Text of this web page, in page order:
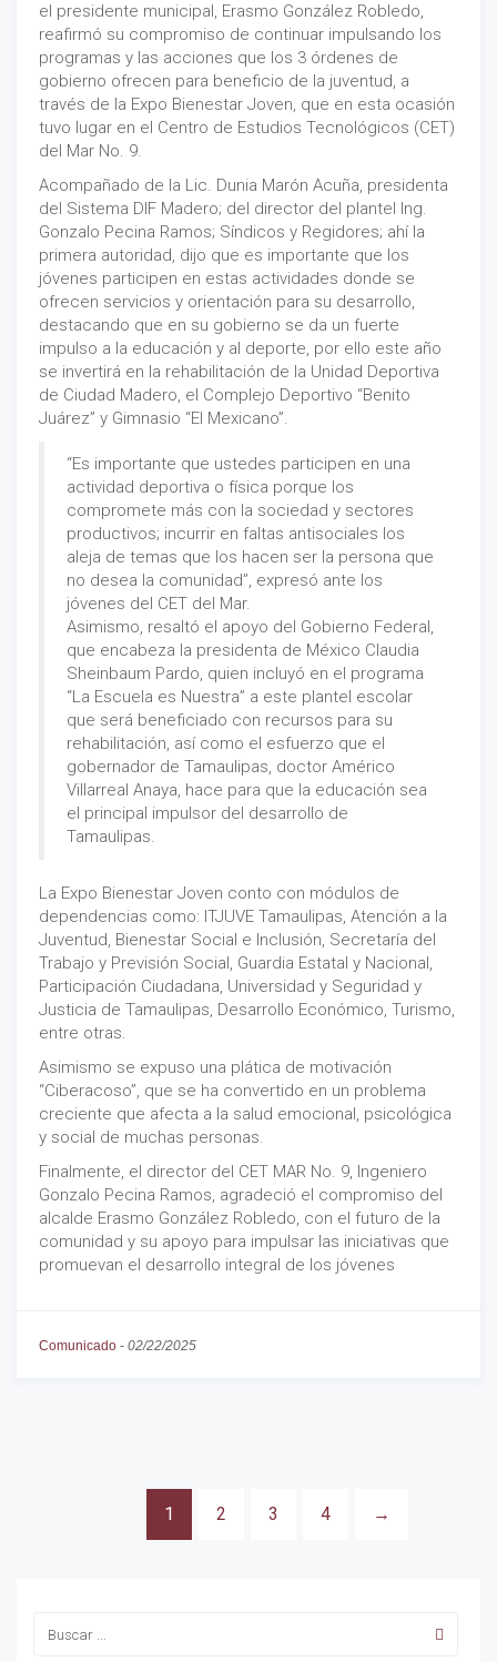
el presidente municipal, Erasmo González Robledo,
reafirmó su compromiso de continuar impulsando los
programas y las acciones que los 3 órdenes de
gobierno ofrecen para beneficio de la juventud, a
través de la Expo Bienestar Joven, que en esta ocasión
tuvo lugar en el Centro de Estudios Tecnológicos (CET)
del Mar No. 9.
Acompañado de la Lic. Dunia Marón Acuña, presidenta
del Sistema DIF Madero; del director del plantel Ing.
Gonzalo Pecina Ramos; Síndicos y Regidores; ahí la
primera autoridad, dijo que es importante que los
jóvenes participen en estas actividades donde se
ofrecen servicios y orientación para su desarrollo,
destacando que en su gobierno se da un fuerte
impulso a la educación y al deporte, por ello este año
se invertirá en la rehabilitación de la Unidad Deportiva
de Ciudad Madero, el Complejo Deportivo “Benito
Juárez” y Gimnasio “El Mexicano”.
“Es importante que ustedes participen en una
actividad deportiva o física porque los
compromete más con la sociedad y sectores
productivos; incurrir en faltas antisociales los
aleja de temas que los hacen ser la persona que
no desea la comunidad”, expresó ante los
jóvenes del CET del Mar.
Asimismo, resaltó el apoyo del Gobierno Federal,
que encabeza la presidenta de México Claudia
Sheinbaum Pardo, quien incluyó en el programa
“La Escuela es Nuestra” a este plantel escolar
que será beneficiado con recursos para su
rehabilitación, así como el esfuerzo que el
gobernador de Tamaulipas, doctor Américo
Villarreal Anaya, hace para que la educación sea
el principal impulsor del desarrollo de
Tamaulipas.
La Expo Bienestar Joven conto con módulos de
dependencias como: ITJUVE Tamaulipas, Atención a la
Juventud, Bienestar Social e Inclusión, Secretaría del
Trabajo y Previsión Social, Guardia Estatal y Nacional,
Participación Ciudadana, Universidad y Seguridad y
Justicia de Tamaulipas, Desarrollo Económico, Turismo,
entre otras.
Asimismo se expuso una plática de motivación
“Ciberacoso”, que se ha convertido en un problema
creciente que afecta a la salud emocional, psicológica
y social de muchas personas.
Finalmente, el director del CET MAR No. 9, Ingeniero
Gonzalo Pecina Ramos, agradeció el compromiso del
alcalde Erasmo González Robledo, con el futuro de la
comunidad y su apoyo para impulsar las iniciativas que
promuevan el desarrollo integral de los jóvenes
Comunicado - 02/22/2025
1 2 3 4 →